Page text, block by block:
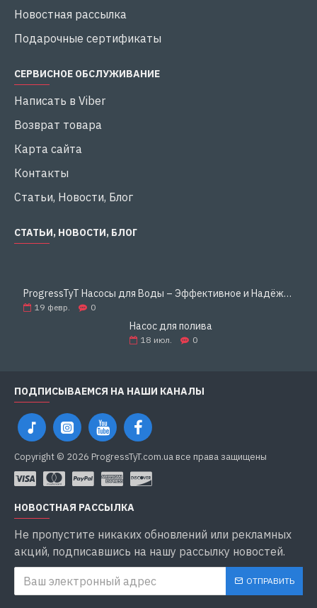
Новостная рассылка
Подарочные сертификаты
СЕРВИСНОЕ ОБСЛУЖИВАНИЕ
Написать в Viber
Возврат товара
Карта сайта
Контакты
Статьи, Новости, Блог
СТАТЬИ, НОВОСТИ, БЛОГ
ProgressTyT Насосы для Воды – Эффективное и Надёжное Решение для Дома и Бизнеса
19 февр. 0
Насос для полива
18 июл. 0
ПОДПИСЫВАЕМСЯ НА НАШИ КАНАЛЫ
Copyright © 2026 ProgressTyT.com.ua все права защищены
НОВОСТНАЯ РАССЫЛКА
Не пропустите никаких обновлений или рекламных
акций, подписавшись на нашу рассылку новостей.
ОТПРАВИТЬ